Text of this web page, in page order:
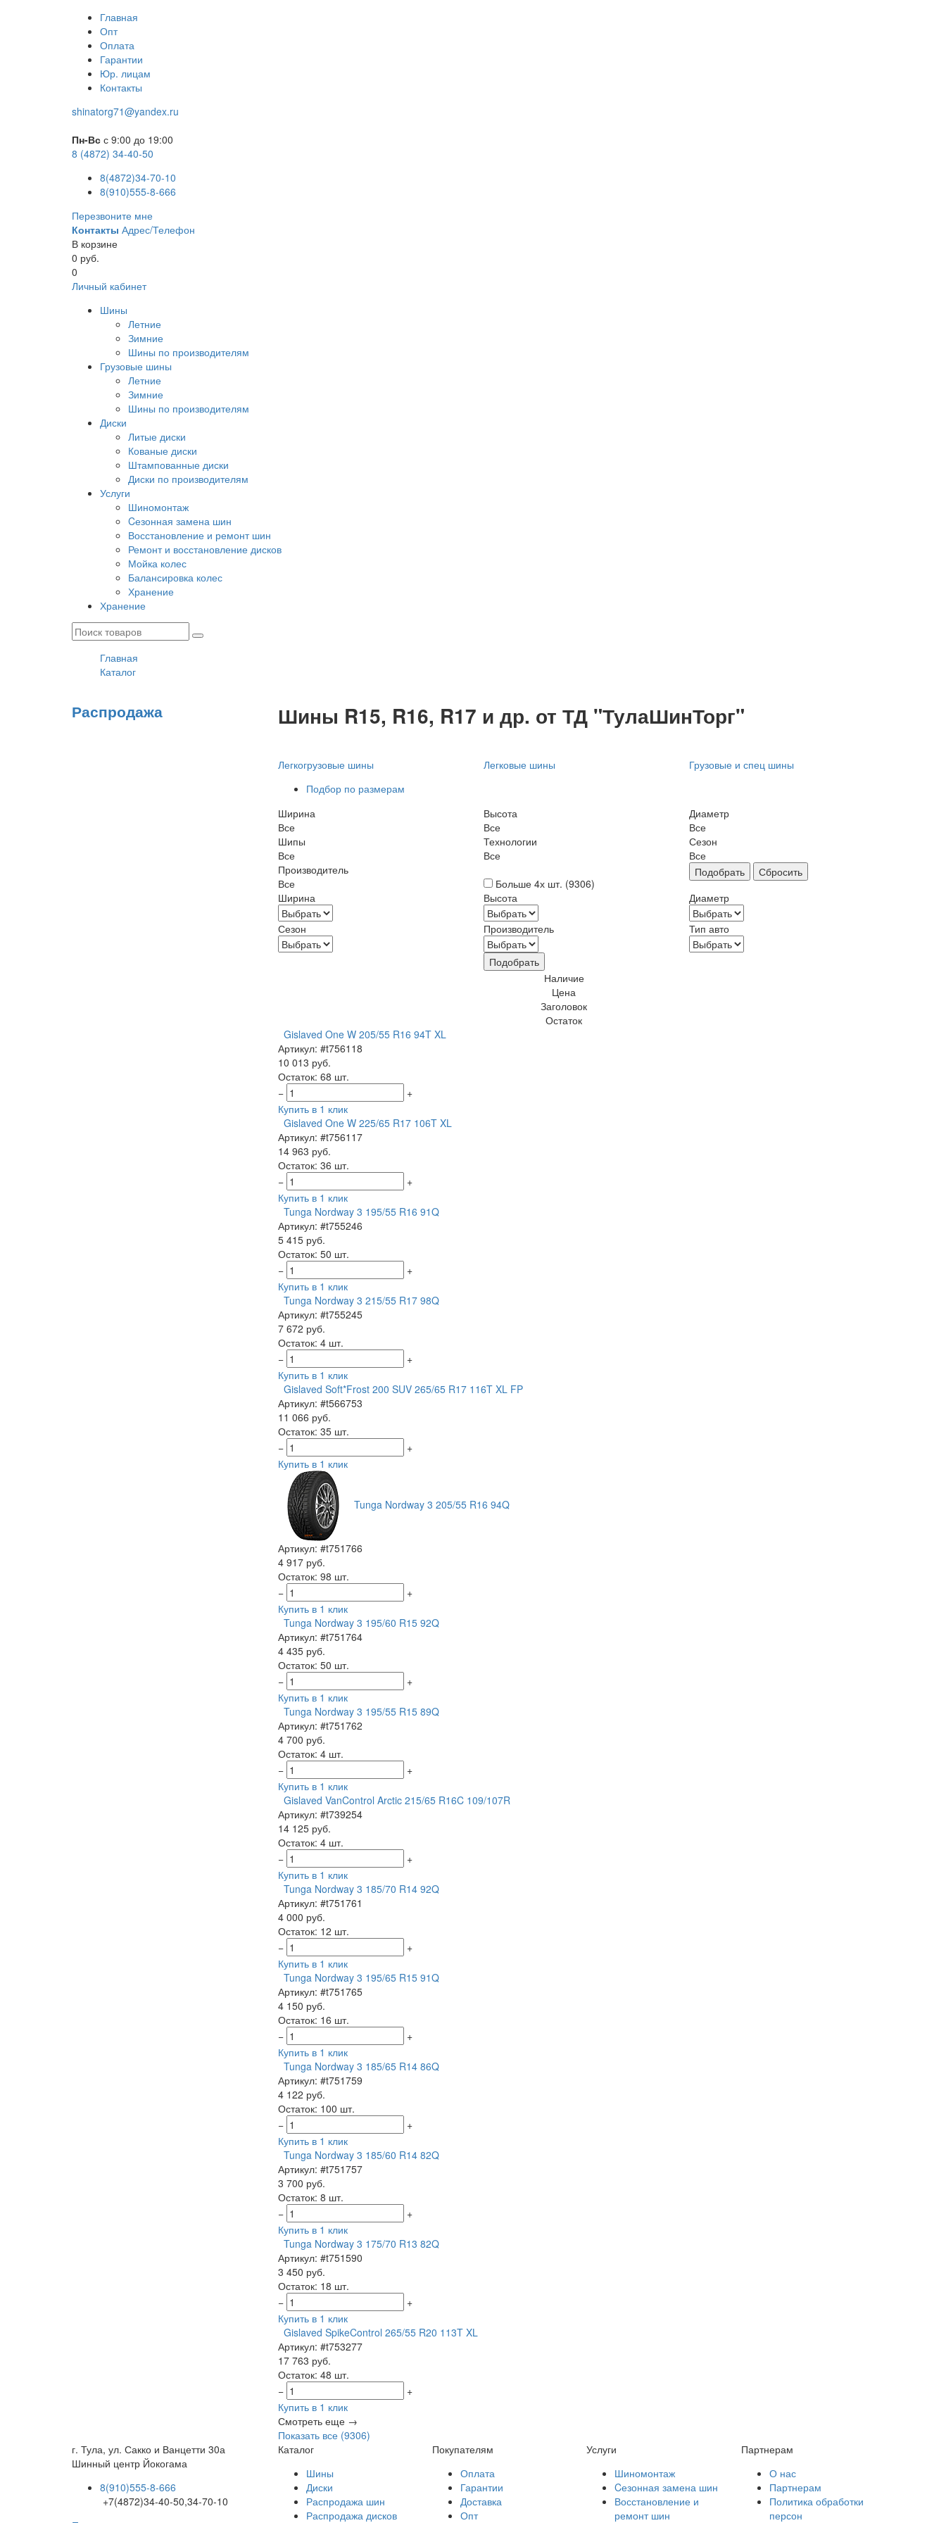
Главная
Опт
Оплата
Гарантии
Юр. лицам
Контакты
shinatorg71@yandex.ru
Пн-Вс с 9:00 до 19:00
8 (4872) 34-40-50
8(4872)34-70-10
8(910)555-8-666
Перезвоните мне
Контакты Адрес/Телефон
В корзине
0 руб.
0
Личный кабинет
Шины
Летние
Зимние
Шины по производителям
Грузовые шины
Летние
Зимние
Шины по производителям
Диски
Литые диски
Кованые диски
Штампованные диски
Диски по производителям
Услуги
Шиномонтаж
Cезонная замена шин
Восстановление и ремонт шин
Ремонт и восстановление дисков
Мойка колес
Балансировка колес
Хранение
Хранение
Главная
Каталог
Распродажа Шины R15, R16, R17 и др. от ТД "ТулаШинТорг"
Легкогрузовые шины Легковые шины
Грузовые и спец шины
Подбор по размерам
Ширина
Все
Высота
Все
Диаметр
Все
Шипы
Все
Технологии
Все
Сезон
Все
Производитель
Все
Больше 4х шт. (9306)
Ширина
Высота Диаметр
Сезон Производитель Тип авто
Подобрать
Наличие
Цена
Заголовок
Остаток
Gislaved One W 205/55 R16 94T XL
Артикул: #t756118
10 013 руб.
Остаток: 68 шт.
−
+
Купить в 1 клик
Gislaved One W 225/65 R17 106T XL
Артикул: #t756117
14 963 руб.
Остаток: 36 шт.
−
+
Купить в 1 клик
Tunga Nordway 3 195/55 R16 91Q
Артикул: #t755246
5 415 руб.
Остаток: 50 шт.
−
+
Купить в 1 клик
Tunga Nordway 3 215/55 R17 98Q
Артикул: #t755245
7 672 руб.
Остаток: 4 шт.
−
+
Купить в 1 клик
Gislaved Soft*Frost 200 SUV 265/65 R17 116T XL FP
Артикул: #t566753
11 066 руб.
Остаток: 35 шт.
−
+
Купить в 1 клик
Tunga Nordway 3 205/55 R16 94Q
Артикул: #t751766
4 917 руб.
Остаток: 98 шт.
−
+
Купить в 1 клик
Tunga Nordway 3 195/60 R15 92Q
Артикул: #t751764
4 435 руб.
Остаток: 50 шт.
−
+
Купить в 1 клик
Tunga Nordway 3 195/55 R15 89Q
Артикул: #t751762
4 700 руб.
Остаток: 4 шт.
−
+
Купить в 1 клик
Gislaved VanControl Arctic 215/65 R16C 109/107R
Артикул: #t739254
14 125 руб.
Остаток: 4 шт.
−
+
Купить в 1 клик
Tunga Nordway 3 185/70 R14 92Q
Артикул: #t751761
4 000 руб.
Остаток: 12 шт.
−
+
Купить в 1 клик
Tunga Nordway 3 195/65 R15 91Q
Артикул: #t751765
4 150 руб.
Остаток: 16 шт.
−
+
Купить в 1 клик
Tunga Nordway 3 185/65 R14 86Q
Артикул: #t751759
4 122 руб.
Остаток: 100 шт.
−
+
Купить в 1 клик
Tunga Nordway 3 185/60 R14 82Q
Артикул: #t751757
3 700 руб.
Остаток: 8 шт.
−
+
Купить в 1 клик
Tunga Nordway 3 175/70 R13 82Q
Артикул: #t751590
3 450 руб.
Остаток: 18 шт.
−
+
Купить в 1 клик
Gislaved SpikeControl 265/55 R20 113T XL
Артикул: #t753277
17 763 руб.
Остаток: 48 шт.
−
+
Купить в 1 клик
Смотреть еще →
Показать все (9306)
г. Тула, ул. Сакко и Ванцетти 30а
Шинный центр Йокогама
8(910)555-8-666
+7(4872)34-40-50,34-70-10
Каталог
Шины
Диски
Распродажа шин
Распродажа дисков
Покупателям
Оплата
Гарантии
Доставка
Опт
Услуги
Шиномонтаж
Cезонная замена шин
Восстановление и
ремонт шин
Партнерам
О нас
Партнерам
Политика обработки
персон